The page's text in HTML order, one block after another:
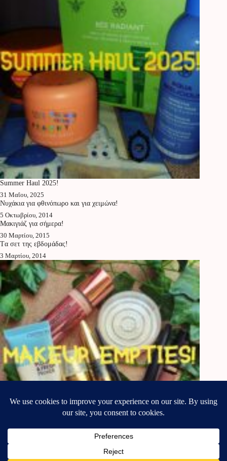
Summer Haul 2025!
31 Μαΐου, 2025
Νυχάκια για φθινόπωρο και για χειμώνα!
5 Οκτωβρίου, 2014
Μακιγιάζ για σήμερα!
30 Μαρτίου, 2015
Tα σετ της εβδομάδας!
3 Μαρτίου, 2014